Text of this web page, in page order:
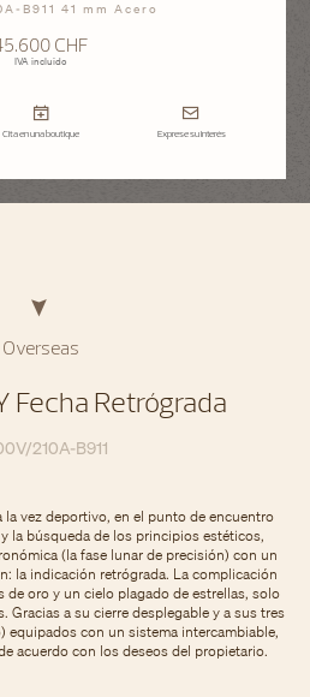
B911 41 mm Acero
CHF
IVA incluido
Cita en una boutique Exprese su interés
Overseas
Fecha Retrógrada
210A-B911
la vez deportivo, en el punto de encuentro
la búsqueda de los principios estéticos,
(la fase lunar de precisión) con un
la indicación retrógrada. La complicación
de oro y un cielo plagado de estrellas, solo
Gracias a su cierre desplegable y a sus tres
equipados con un sistema intercambiable,
acuerdo con los deseos del propietario.